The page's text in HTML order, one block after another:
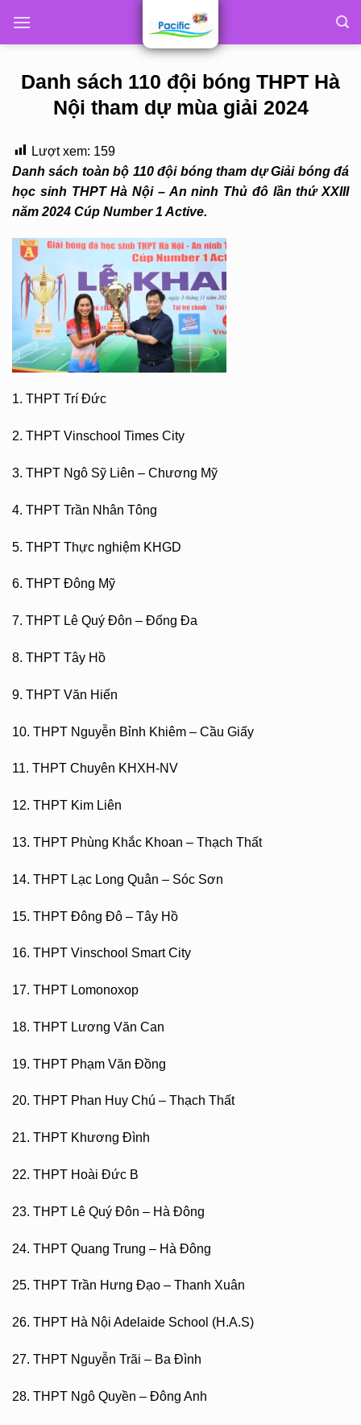
Danh sách 110 đội bóng THPT Hà
Nội tham dự mùa giải 2024
Lượt xem: 159
Danh sách toàn bộ 110 đội bóng tham dự Giải bóng đá
học sinh THPT Hà Nội – An ninh Thủ đô lần thứ XXIII
năm 2024 Cúp Number 1 Active.
1. THPT Trí Đức
2. THPT Vinschool Times City
3. THPT Ngô Sỹ Liên – Chương Mỹ
4. THPT Trần Nhân Tông
5. THPT Thực nghiệm KHGD
6. THPT Đông Mỹ
7. THPT Lê Quý Đôn – Đống Đa
8. THPT Tây Hồ
9. THPT Văn Hiến
10. THPT Nguyễn Bỉnh Khiêm – Cầu Giấy
11. THPT Chuyên KHXH-NV
12. THPT Kim Liên
13. THPT Phùng Khắc Khoan – Thạch Thất
14. THPT Lạc Long Quân – Sóc Sơn
15. THPT Đông Đô – Tây Hồ
16. THPT Vinschool Smart City
17. THPT Lomonoxop
18. THPT Lương Văn Can
19. THPT Phạm Văn Đồng
20. THPT Phan Huy Chú – Thạch Thất
21. THPT Khương Đình
22. THPT Hoài Đức B
23. THPT Lê Quý Đôn – Hà Đông
24. THPT Quang Trung – Hà Đông
25. THPT Trần Hưng Đạo – Thanh Xuân
26. THPT Hà Nội Adelaide School (H.A.S)
27. THPT Nguyễn Trãi – Ba Đình
28. THPT Ngô Quyền – Đông Anh